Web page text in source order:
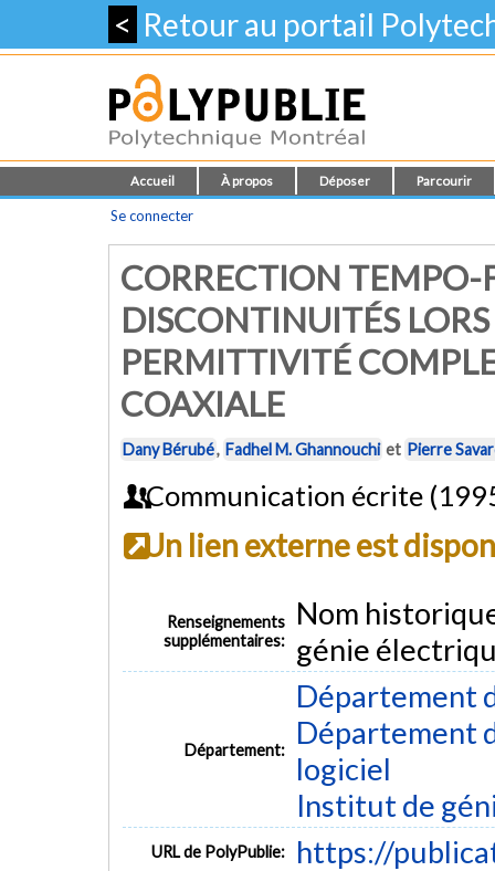
< Retour au portail
Accueil À propos Déposer Parcourir
Se connecter
CORRECTION TEMPO-
DISCONTINUITÉS
PERMITTIVITÉ
COAXIALE
Dany Bérubé, Fadhel M. Ghannouchi et Pierre
Communication écrite
Un lien externe est
Renseignements
supplémentaires:
Nom
génie
Département:
Département
Département
logiciel
Institut de
URL de PolyPublie: https://